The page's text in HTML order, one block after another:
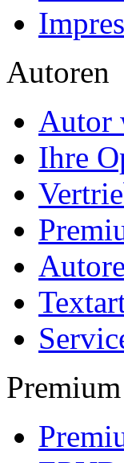
Autoren
Autor
Ihre